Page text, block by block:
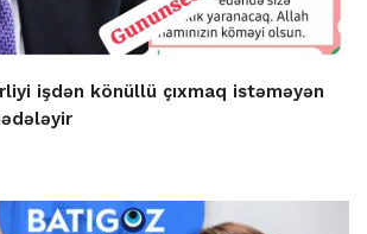
işdən könüllü çıxmaq istəməyən